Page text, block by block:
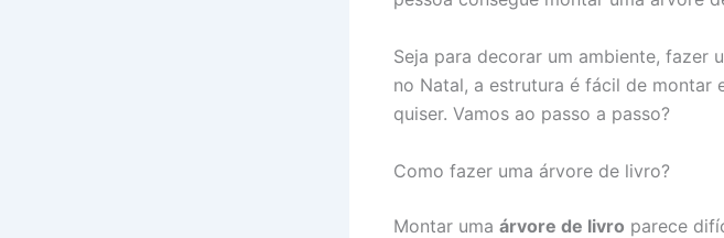
Seja para decorar um ambiente, fazer
no Natal, a estrutura é fácil de
quiser. Vamos ao passo a passo?
Como fazer uma árvore de livro?
Montar uma árvore de livro parece